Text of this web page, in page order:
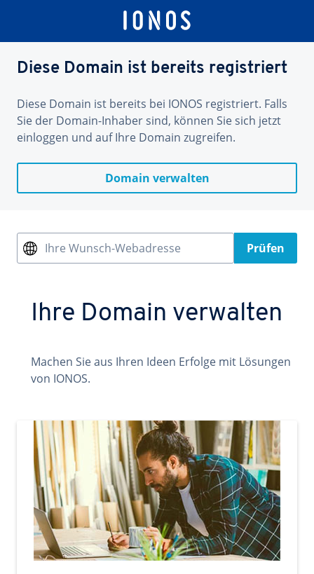
Diese Domain ist bereits registriert
Diese Domain ist bereits bei IONOS registriert. Falls
Sie der Domain-Inhaber sind, können Sie sich jetzt
einloggen und auf Ihre Domain zugreifen.
Domain verwalten
Ihre Wunsch-Webadresse Prüfen
Ihre Domain verwalten
Machen Sie aus Ihren Ideen Erfolge mit Lösungen
von IONOS.